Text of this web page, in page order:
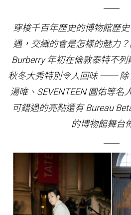
穿梭千百年歷史的博物館歷
遇，交織的會是怎樣的魅力
Burberry 年初在倫敦泰特不
秋冬大秀特別令人回味 ── 除
湯唯、SEVENTEEN 圓佑等名
可錯過的亮點還有 Bureau
的博物館舞台